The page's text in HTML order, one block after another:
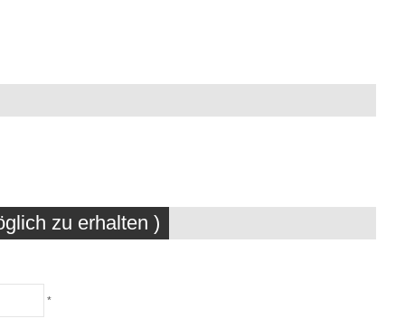
zu erhalten )
*